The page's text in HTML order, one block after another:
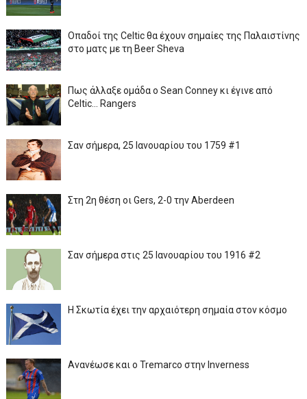
Οπαδοί της Celtic θα έχουν σημαίες της Παλαιστίνης
στο ματς με τη Beer Sheva
Πως άλλαξε ομάδα ο Sean Conney κι έγινε από
Celtic... Rangers
Σαν σήμερα, 25 Ιανουαρίου του 1759 #1
Στη 2η θέση οι Gers, 2-0 την Aberdeen
Σαν σήμερα στις 25 Ιανουαρίου του 1916 #2
Η Σκωτία έχει την αρχαιότερη σημαία στον κόσμο
Ανανέωσε και ο Tremarco στην Inverness